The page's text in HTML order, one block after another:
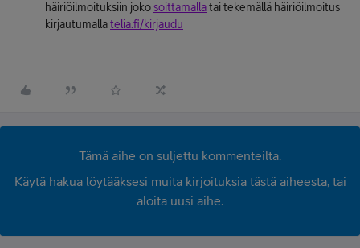
häiriöilmoituksiin jokosoittamallatai tekemällä häiriöilmoitus
kirjautumallatelia.fi/kirjaudu
Tämä aihe on suljettu kommenteilta.
Käytä hakua löytääksesi muita kirjoituksia tästä aiheesta, tai
aloita uusi aihe.